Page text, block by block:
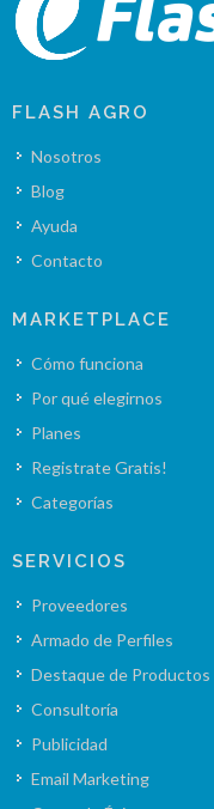
FLASH AGRO
Nosotros
Blog
Ayuda
Contacto
MARKETPLACE
Cómo funciona
Por qué elegirnos
Planes
Registrate Gratis!
Categorías
SERVICIOS
Proveedores
Armado de Perfiles
Destaque de Productos
Consultoría
Publicidad
Email Marketing